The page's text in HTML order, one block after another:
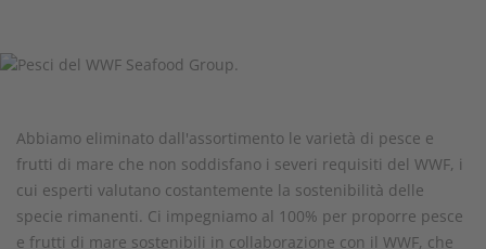
Abbiamo eliminato dall'assortimento le varietà di pesce e
frutti di mare che non soddisfano i severi requisiti del WWF, i
cui esperti valutano costantemente la sostenibilità delle
specie rimanenti. Ci impegniamo al 100% per proporre pesce
e frutti di mare sostenibili in collaborazione con il WWF, che